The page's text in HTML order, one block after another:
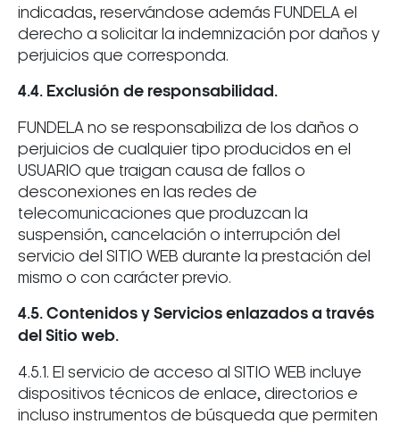
indicadas, reservándose además FUNDELA el
derecho a solicitar la indemnización por daños y
perjuicios que corresponda.
4.4. Exclusión de responsabilidad.
FUNDELA no se responsabiliza de los daños o
perjuicios de cualquier tipo producidos en el
USUARIO que traigan causa de fallos o
desconexiones en las redes de
telecomunicaciones que produzcan la
suspensión, cancelación o interrupción del
servicio del SITIO WEB durante la prestación del
mismo o con carácter previo.
4.5. Contenidos y Servicios enlazados a través
del Sitio web.
4.5.1. El servicio de acceso al SITIO WEB incluye
dispositivos técnicos de enlace, directorios e
incluso instrumentos de búsqueda que permiten